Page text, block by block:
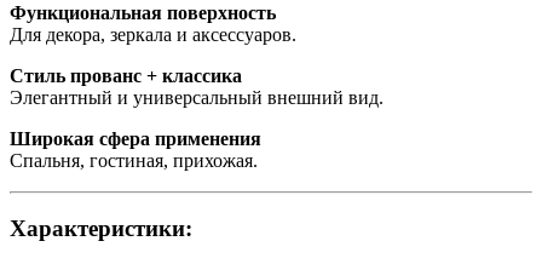
Функциональная поверхность
Для декора, зеркала и аксессуаров.
Стиль прованс + классика
Элегантный и универсальный внешний вид.
Широкая сфера применения
Спальня, гостиная, прихожая.
Характеристики: